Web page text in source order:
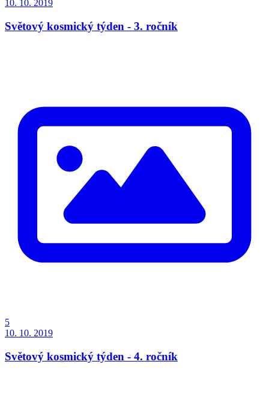
10. 10. 2019
Světový kosmický týden - 3. ročník
5
10. 10. 2019
Světový kosmický týden - 4. ročník